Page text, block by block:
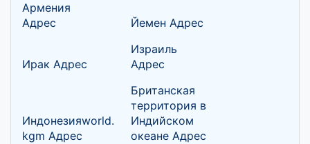
Армения
Адрес
Йемен Адрес
Ирак Адрес
Израиль
Адрес
Индонезияworld.
kgm Адрес
Британская
территория в
Индийском
океане Адрес